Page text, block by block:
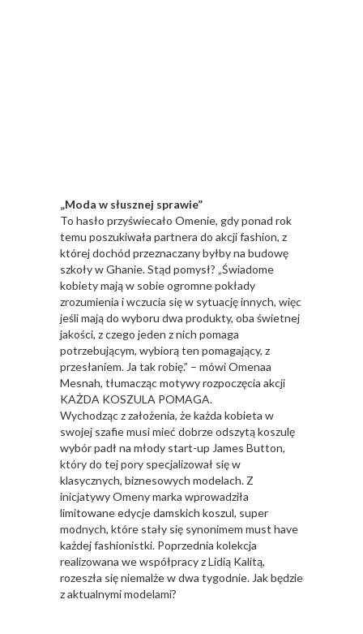
„Moda w słusznej sprawie”
To hasło przyświecało Omenie, gdy ponad rok
temu poszukiwała partnera do akcji fashion, z
której dochód przeznaczany byłby na budowę
szkoły w Ghanie. Stąd pomysł? „Świadome
kobiety mają w sobie ogromne pokłady
zrozumienia i wczucia się w sytuację innych, więc
jeśli mają do wyboru dwa produkty, oba świetnej
jakości, z czego jeden z nich pomaga
potrzebującym, wybiorą ten pomagający, z
przesłaniem. Ja tak robię.” – mówi Omenaa
Mesnah, tłumacząc motywy rozpoczęcia akcji
KAŻDA KOSZULA POMAGA.
Wychodząc z założenia, że każda kobieta w
swojej szafie musi mieć dobrze odszytą koszulę
wybór padł na młody start-up James Button,
który do tej pory specjalizował się w
klasycznych, biznesowych modelach. Z
inicjatywy Omeny marka wprowadziła
limitowane edycje damskich koszul, super
modnych, które stały się synonimem must have
każdej fashionistki. Poprzednia kolekcja
realizowana we współpracy z Lidią Kalitą,
rozeszła się niemalże w dwa tygodnie. Jak będzie
z aktualnymi modelami?